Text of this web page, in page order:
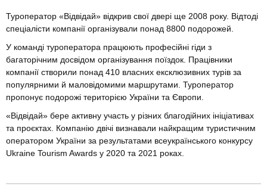
Туроператор «Відвідай» відкрив свої двері ще 2008 року. Відтоді
спеціалісти компанії організували понад 8800 подорожей.
У команді туроператора працюють професійні гіди з
багаторічним досвідом організування поїздок. Працівники
компанії створили понад 410 власних ексклюзивних турів за
популярними й маловідомими маршрутами. Туроператор
пропонує подорожі територією України та Європи.
«Відвідай» бере активну участь у різних благодійних ініціативах
та проєктах. Компанію двічі визнавали найкращим туристичним
оператором України за результатами всеукраїнського конкурсу
Ukraine Tourism Awards у 2020 та 2021 роках.